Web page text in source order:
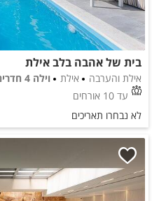
בית של אהבה בלב אילת
אילת והערבה אילת
וילה 4 חדרים
עד 10 אורחים
לא נבחרו תאריכים